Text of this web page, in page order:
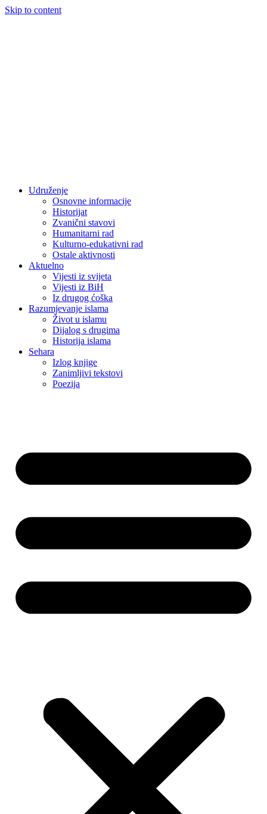
Skip to content
Udruženje
Osnovne informacije
Historijat
Zvanični stavovi
Humanitarni rad
Kulturno-edukativni rad
Ostale aktivnosti
Aktuelno
Vijesti iz svijeta
Vijesti iz BiH
Iz drugog ćoška
Razumjevanje islama
Život u islamu
Dijalog s drugima
Historija islama
Sehara
Izlog knjige
Zanimljivi tekstovi
Poezija